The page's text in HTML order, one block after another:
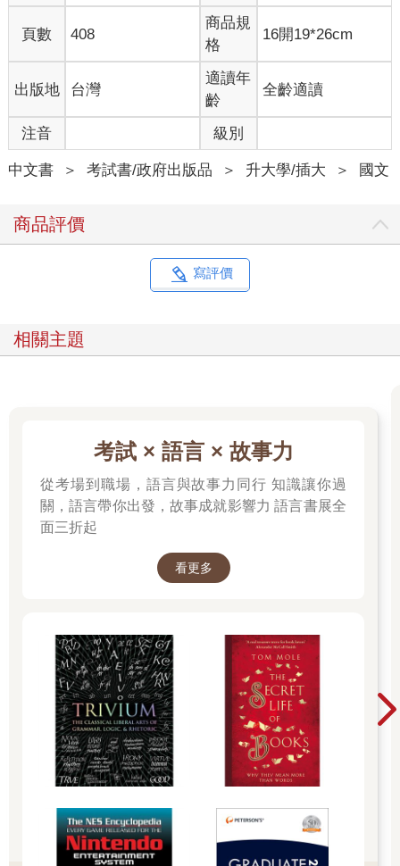
頁數 408
商品規
格
16開19*26cm
出版地 台灣
適讀年
齡
全齡適讀
注音 級別
中文書 ＞ 考試書/政府出版品 ＞ 升大學/插大 ＞ 國文
商品評價
寫評價
相關主題
考試 × 語言 × 故事力
從考場到職場，語言與故事力同行 知識讓你過
關，語言帶你出發，故事成就影響力 語言書展全
面三折起
看更多